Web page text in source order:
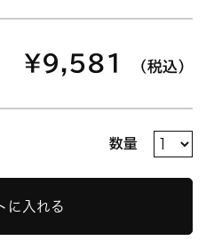
¥9,581 （税込）
数量
に入れる